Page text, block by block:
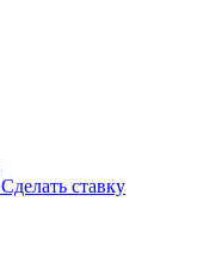
Сделать ставку